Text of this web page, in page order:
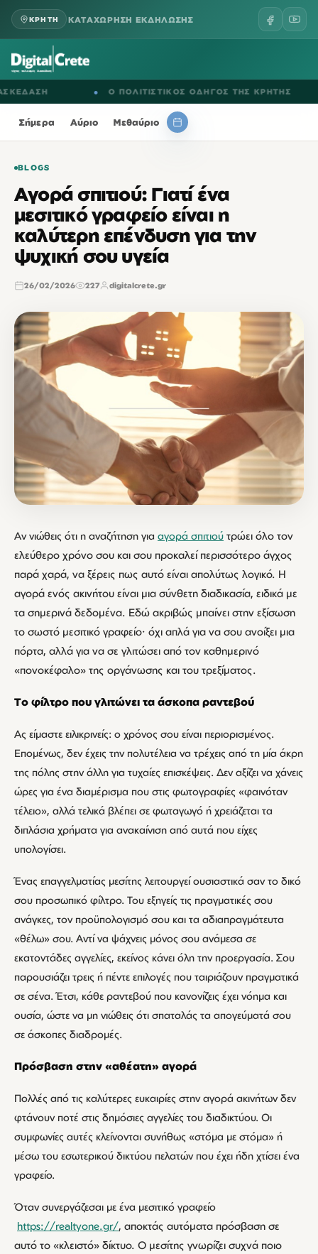
ΚΡΗΤΗ ΚΑΤΑΧΩΡΗΣΗ ΕΚΔΗΛΩΣΗΣ
Ο ΠΟΛΙΤΙΣΤΙΚΟΣ ΟΔΗΓΟΣ ΤΗΣ ΚΡΗΤΗΣ
Σήμερα Αύριο Μεθαύριο
BLOGS
Αγορά σπιτιού: Γιατί ένα
μεσιτικό γραφείο είναι η
καλύτερη επένδυση για την
ψυχική σου υγεία
26/02/2026 227 digitalcrete.gr
Αν νιώθεις ότι η αναζήτηση για αγορά σπιτιού τρώει όλο τον
ελεύθερο χρόνο σου και σου προκαλεί περισσότερο άγχος
παρά χαρά, να ξέρεις πως αυτό είναι απολύτως λογικό. Η
αγορά ενός ακινήτου είναι μια σύνθετη διαδικασία, ειδικά με
τα σημερινά δεδομένα. Εδώ ακριβώς μπαίνει στην εξίσωση
το σωστό μεσιτικό γραφείο· όχι απλά για να σου ανοίξει μια
πόρτα, αλλά για να σε γλιτώσει από τον καθημερινό
«πονοκέφαλο» της οργάνωσης και του τρεξίματος.
Το φίλτρο που γλιτώνει τα άσκοπα ραντεβού
Ας είμαστε ειλικρινείς: ο χρόνος σου είναι περιορισμένος.
Επομένως, δεν έχεις την πολυτέλεια να τρέχεις από τη μία άκρη
της πόλης στην άλλη για τυχαίες επισκέψεις. Δεν αξίζει να χάνεις
ώρες για ένα διαμέρισμα που στις φωτογραφίες «φαινόταν
τέλειο», αλλά τελικά βλέπει σε φωταγωγό ή χρειάζεται τα
διπλάσια χρήματα για ανακαίνιση από αυτά που είχες
υπολογίσει.
Ένας επαγγελματίας μεσίτης λειτουργεί ουσιαστικά σαν το δικό
σου προσωπικό φίλτρο. Του εξηγείς τις πραγματικές σου
ανάγκες, τον προϋπολογισμό σου και τα αδιαπραγμάτευτα
«θέλω» σου. Αντί να ψάχνεις μόνος σου ανάμεσα σε
εκατοντάδες αγγελίες, εκείνος κάνει όλη την προεργασία. Σου
παρουσιάζει τρεις ή πέντε επιλογές που ταιριάζουν πραγματικά
σε σένα. Έτσι, κάθε ραντεβού που κανονίζεις έχει νόημα και
ουσία, ώστε να μη νιώθεις ότι σπαταλάς τα απογεύματά σου
σε άσκοπες διαδρομές.
Πρόσβαση στην «αθέατη» αγορά
Πολλές από τις καλύτερες ευκαιρίες στην αγορά ακινήτων δεν
φτάνουν ποτέ στις δημόσιες αγγελίες του διαδικτύου. Οι
συμφωνίες αυτές κλείνονται συνήθως «στόμα με στόμα» ή
μέσω του εσωτερικού δικτύου πελατών που έχει ήδη χτίσει ένα
γραφείο.
Όταν συνεργάζεσαι με ένα μεσιτικό γραφείο
https://realtyone.gr/, αποκτάς αυτόματα πρόσβαση σε
αυτό το «κλειστό» δίκτυο. Ο μεσίτης γνωρίζει συχνά ποιο